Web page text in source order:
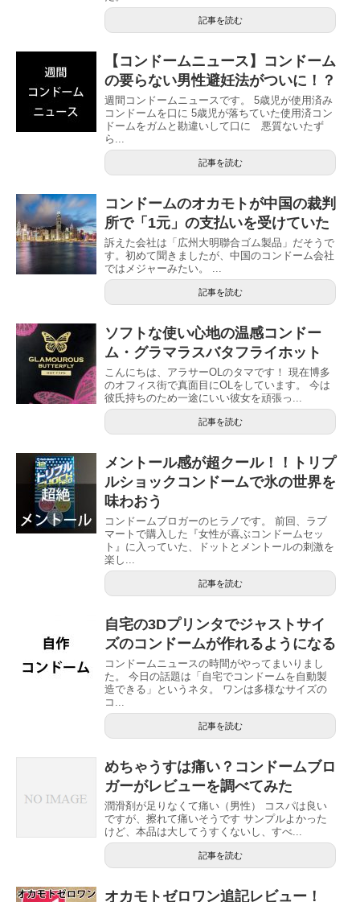
記事を読む
【コンドームニュース】コンドーム
の要らない男性避妊法がついに！？
週間コンドームニュースです。 5歳児が使用済み
コンドームを口に 5歳児が落ちていた使用済コン
ドームをガムと勘違いして口に 悪質ないたず
ら...
記事を読む
コンドームのオカモトが中国の裁判
所で「1元」の支払いを受けていた
訴えた会社は「広州大明聯合ゴム製品」だそうで
す。初めて聞きましたが、中国のコンドーム会社
ではメジャーみたい。 ...
記事を読む
ソフトな使い心地の温感コンドー
ム・グラマラスバタフライホット
こんにちは、アラサーOLのタマです！ 現在博多
のオフィス街で真面目にOLをしています。 今は
彼氏持ちのため一途にいい彼女を頑張っ...
記事を読む
メントール感が超クール！！トリプ
ルショックコンドームで氷の世界を
味わおう
コンドームブロガーのヒラノです。 前回、ラブ
マートで購入した『女性が喜ぶコンドームセッ
ト』に入っていた、ドットとメントールの刺激を
楽し...
記事を読む
自宅の3Dプリンタでジャストサイ
ズのコンドームが作れるようになる
コンドームニュースの時間がやってまいりまし
た。 今日の話題は「自宅でコンドームを自動製
造できる」というネタ。 ワンは多様なサイズの
コ...
記事を読む
めちゃうすは痛い？コンドームブロ
ガーがレビューを調べてみた
潤滑剤が足りなくて痛い（男性） コスパは良い
ですが、擦れて痛いそうです サンプルよかった
けど、本品は大してうすくないし、すべ...
記事を読む
オカモトゼロワン追記レビュー！